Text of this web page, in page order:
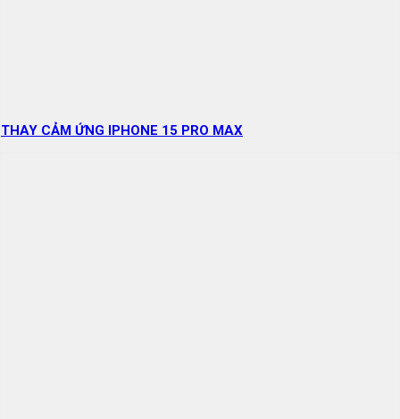
THAY CẢM ỨNG IPHONE 15 PRO MAX